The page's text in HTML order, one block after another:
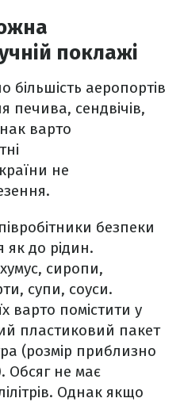
поклажі
більшість аеропортів
печива, сендвічів,
варто
не
безпеки
як до рідин.
сиропи,
супи, соуси.
варто помістити у
пластиковий пакет
(розмір приблизно
Обсяг не має
Однак якщо